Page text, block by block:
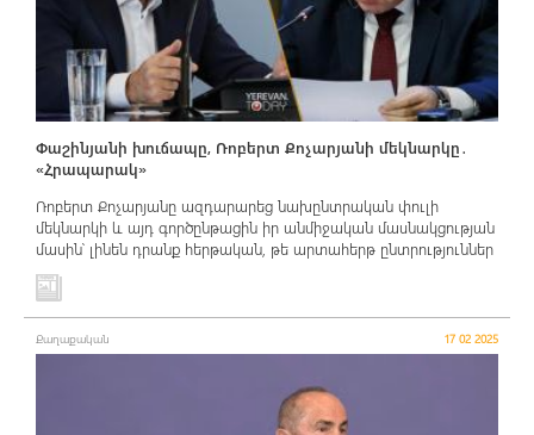
Փաշինյանի խուճապը, Ռոբերտ Քոչարյանի մեկնարկը․
«Հրապարակ»
Ռոբերտ Քոչարյանը ազդարարեց նախընտրական փուլի
մեկնարկի և այդ գործընթացին իր անմիջական մասնակցության
մասին՝ լինեն դրանք հերթական, թե արտահերթ ընտրություններ
Քաղաքական 17 02 2025